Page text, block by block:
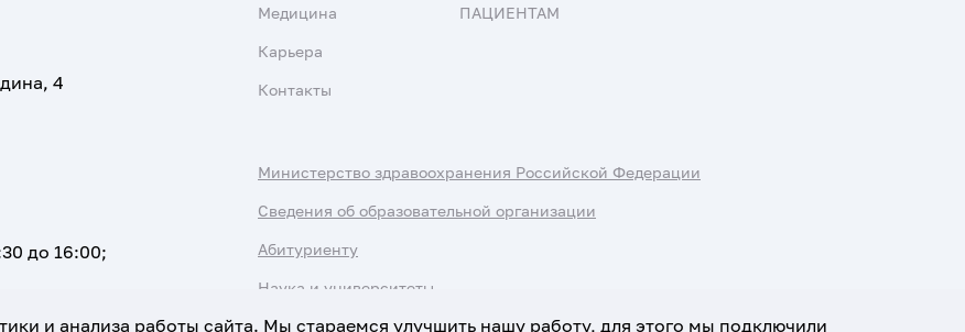
4
до 16:00;
Медицина
Карьера
Контакты
ПАЦИЕНТАМ
Министерство здравоохранения Российской Федерации
Сведения об образовательной организации
Абитуриенту
Наука и университеты
и анализа работы сайта. Мы стараемся улучшить нашу работу, для этого мы подключили